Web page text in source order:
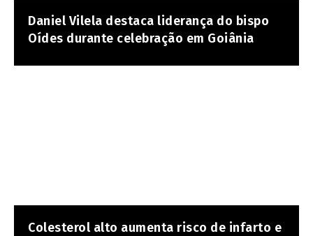
Daniel Vilela destaca liderança do bispo
Oídes durante celebração em Goiânia
Colesterol alto aumenta risco de infarto e